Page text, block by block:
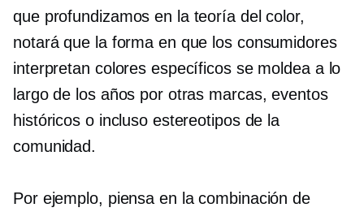
que profundizamos en la teoría del color,
notará que la forma en que los consumidores
interpretan colores específicos se moldea a lo
largo de los años por otras marcas, eventos
históricos o incluso estereotipos de la
comunidad.
Por ejemplo, piensa en la combinación de